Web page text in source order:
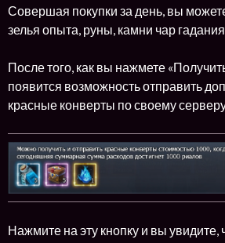
Совершая покупки за день, вы
зелья опыта, руны, камни чар гадания
После того, как вы нажмете
появится возможность отправить
красные конверты по своему
Нажмите на эту кнопку и вы увидите,